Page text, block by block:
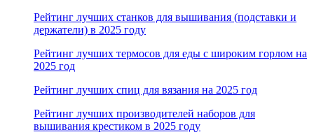
Рейтинг лучших станков для вышивания (подставки и
держатели) в 2025 году
Рейтинг лучших термосов для еды с широким горлом на
2025 год
Рейтинг лучших спиц для вязания на 2025 год
Рейтинг лучших производителей наборов для
вышивания крестиком в 2025 году